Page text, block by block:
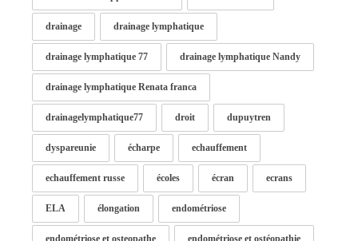
drainage drainage lymphatique
drainage lymphatique 77 drainage lymphatique Nandy
drainage lymphatique Renata franca
drainagelymphatique77 droit dupuytren
dyspareunie écharpe echauffement
echauffement russe écoles écran ecrans
ELA élongation endométriose
endométriose et osteopathe endométriose et ostéopathie